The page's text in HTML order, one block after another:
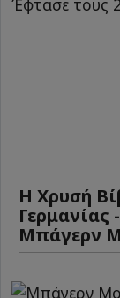
Η Χρυσή
Γερμανίας
Μπάγερν